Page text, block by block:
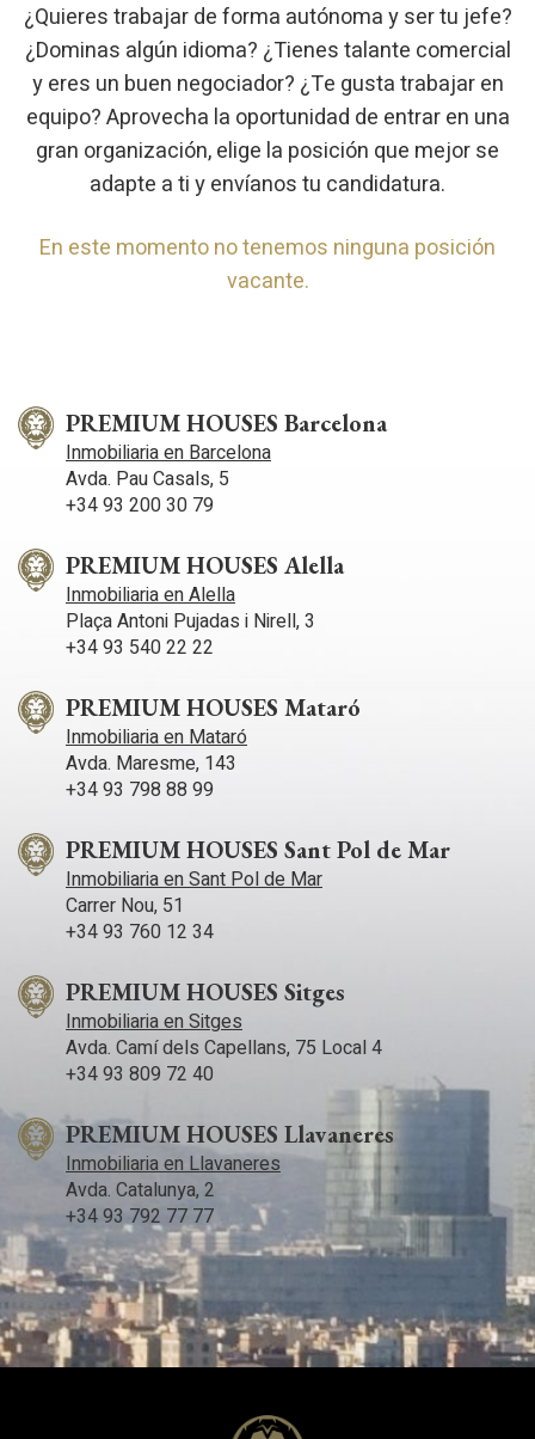
¿Quieres trabajar de forma autónoma y ser tu jefe?
¿Dominas algún idioma? ¿Tienes talante comercial
y eres un buen negociador? ¿Te gusta trabajar en
equipo? Aprovecha la oportunidad de entrar en una
gran organización, elige la posición que mejor se
adapte a ti y envíanos tu candidatura.
En este momento no tenemos ninguna posición
vacante.
PREMIUM HOUSES Barcelona
Inmobiliaria en Barcelona
Avda. Pau Casals, 5
+34 93 200 30 79
PREMIUM HOUSES Alella
Inmobiliaria en Alella
Plaça Antoni Pujadas i Nirell, 3
+34 93 540 22 22
PREMIUM HOUSES Mataró
Inmobiliaria en Mataró
Avda. Maresme, 143
+34 93 798 88 99
PREMIUM HOUSES Sant Pol de Mar
Inmobiliaria en Sant Pol de Mar
Carrer Nou, 51
+34 93 760 12 34
PREMIUM HOUSES Sitges
Inmobiliaria en Sitges
Avda. Camí­ dels Capellans, 75 Local 4
+34 93 809 72 40
PREMIUM HOUSES Llavaneres
Inmobiliaria en Llavaneres
Avda. Catalunya, 2
+34 93 792 77 77